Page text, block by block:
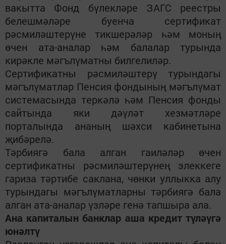
вакытта Фонд бүлекләре ЗАГС реестры
белешмәләре буенча сертификат
рәсмиләштерүне тикшерәләр һәм моның
өчен ата-аналар һәм балалар турында
кирәкле мәгълүматны билгелиләр.
Сертификатны рәсмиләштерү турындагы
мәгълүматлар Пенсия фондының мәгълүмат
системасында теркәлә һәм Пенсия фонды
сайтында яки дәүләт хезмәтләре
порталында ананың шәхси кабинетына
җибәрелә.
Тәрбиягә бала алган гаиләләр өчен
сертификатны рәсмиләштерүнең элеккеге
гариза тәртибе саклана, чөнки уллыкка алу
турындагы мәгълүматларны тәрбиягә бала
алган ата-аналар үзләре генә тапшыра ала.
Ана капиталын банклар аша кредит түләүгә
юнәлтү